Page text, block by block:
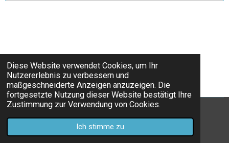
Diese Website verwendet Cookies, um Ihr
Nutzererlebnis zu verbessern und
maßgeschneiderte Anzeigen anzuzeigen. Die
fortgesetzte Nutzung dieser Website bestätigt Ihre
Zustimmung zur Verwendung von Cookies.
Ich stimme zu
Webador